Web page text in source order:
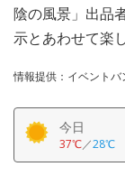
陰の風景」出品
示とあわせて楽
情報提供：イベントバ
今日
37℃／28℃